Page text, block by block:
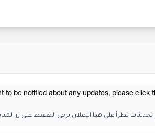
to be notified about any updates, please click
تحديثات تطرأ على هذا الإعلان يرجى الضغط على زر